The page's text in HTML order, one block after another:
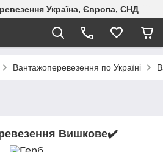
Україна, Європа, СНД
Вантажоперевезення по Україні
Вишковe✔️